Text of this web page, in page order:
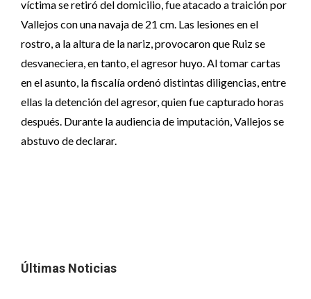
víctima se retiró del domicilio, fue atacado a traición por
Vallejos con una navaja de 21 cm. Las lesiones en el
rostro, a la altura de la nariz, provocaron que Ruiz se
desvaneciera, en tanto, el agresor huyo. Al tomar cartas
en el asunto, la fiscalía ordenó distintas diligencias, entre
ellas la detención del agresor, quien fue capturado horas
después. Durante la audiencia de imputación, Vallejos se
abstuvo de declarar.
Últimas Noticias